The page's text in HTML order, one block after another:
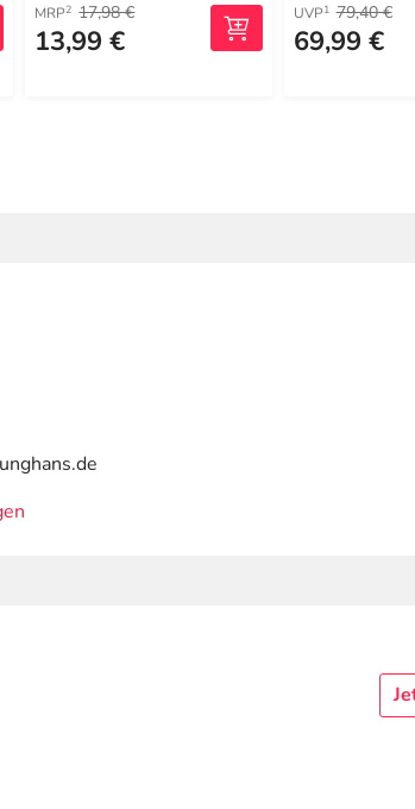
MRP2 17,98 €
13,99 €
UVP1 79,40 €
69,99 €